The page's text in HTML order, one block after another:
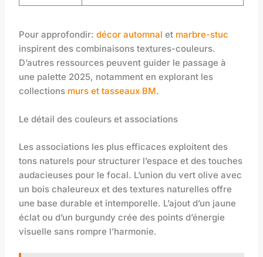
Pour approfondir:décor automnal et marbre-stuc
inspirent des combinaisons textures-couleurs.
D’autres ressources peuvent guider le passage à
une palette 2025, notamment en explorant les
collections murs et tasseaux BM.
Le détail des couleurs et associations
Les associations les plus efficaces exploitent des
tons naturels pour structurer l’espace et des touches
audacieuses pour le focal. L’union du vert olive avec
un bois chaleureux et des textures naturelles offre
une base durable et intemporelle. L’ajout d’un jaune
éclat ou d’un burgundy crée des points d’énergie
visuelle sans rompre l’harmonie.